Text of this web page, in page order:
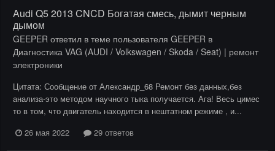
Audi Q5 2013 CNCD Богатая смесь, дымит черным
дымом
GEEPER ответил в теме пользователя GEEPER в
Диагностика VAG (AUDI / Volkswagen / Skoda / Seat) | ремонт
электроники
Цитата: Сообщение от Александр_68 Ремонт без данных,без
анализа-это методом научного тыка получается. Ага! Весь цимес
то в том, что двигатель находится в нештатном режиме , и...
26 мая 2022
29 ответов